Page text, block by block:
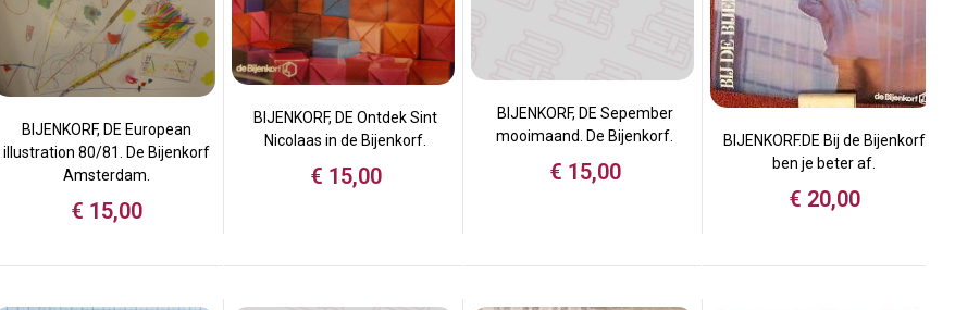
BIJENKORF, DE European
illustration 80/81. De Bijenkorf
Amsterdam.
€ 15,00
BIJENKORF, DE Ontdek Sint
Nicolaas in de Bijenkorf.
€ 15,00
BIJENKORF, DE Sepember
mooimaand. De Bijenkorf.
€ 15,00
BIJENKORF.DE Bij de Bijenkorf
ben je beter af.
€ 20,00